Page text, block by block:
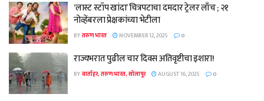
‘लास्ट स्टॉप खांदा’ चित्रपटाचा दमदार ट्रेलर लाँच ; २१
नोव्हेंबरला प्रेक्षकांच्या भेटीला
BYतरुण भारत NOVEMBER 12, 2025 0
राज्यभरात पुढील चार दिवस अतिवृष्टीचा इशारा!
BYवार्ताहर, तरुण भारत, सोलापूर AUGUST 16, 2025 0